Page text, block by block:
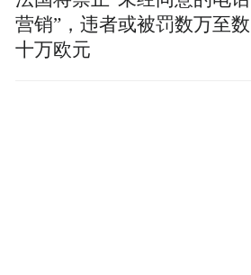
营销”，违者或被罚数万至数
十万欧元